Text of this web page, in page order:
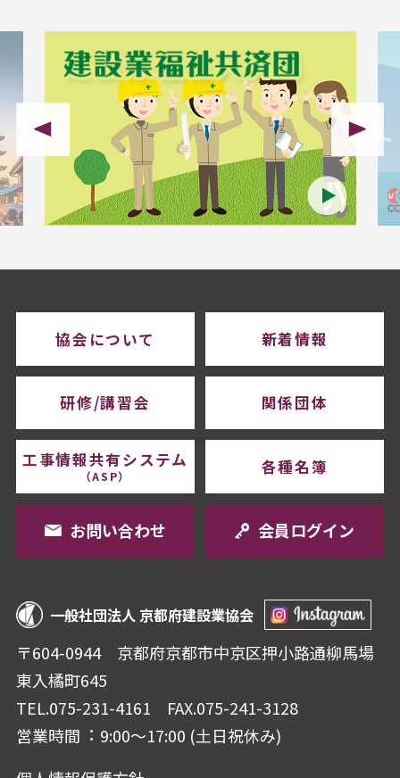
協会について 新着情報
研修/講習会 関係団体
工事情報共有システム
（ASP） 各種名簿
会員ログイン
お問い合わせ
一般社団法人 京都府建設業協会
〒604-0944 京都府京都市中京区押⼩路通柳⾺場
東⼊橘町645
TEL.075-231-4161 FAX.075-241-3128
営業時間︓ 9:00〜17:00 (⼟⽇祝休み)